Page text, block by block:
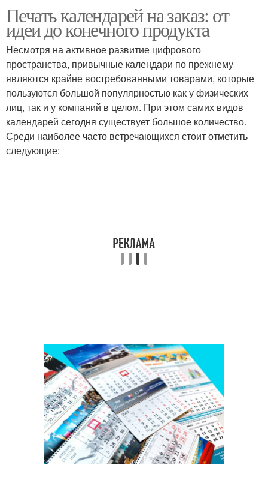
Идеи для спальни
Печать календарей на заказ: от
идеи до конечного продукта
Несмотря на активное развитие цифрового
пространства, привычные календари по прежнему
являются крайне востребованными товарами, которые
пользуются большой популярностью как у физических
лиц, так и у компаний в целом. При этом самих видов
календарей сегодня существует большое количество.
Среди наиболее часто встречающихся стоит отметить
следующие: